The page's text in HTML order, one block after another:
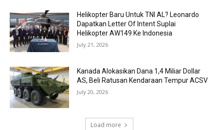
Helikopter Baru Untuk TNI AL? Leonardo
Dapatkan Letter Of Intent Suplai
Helikopter AW149 Ke Indonesia
July 21, 2026
Kanada Alokasikan Dana 1,4 Miliar Dollar
AS, Beli Ratusan Kendaraan Tempur ACSV
July 20, 2026
Load more